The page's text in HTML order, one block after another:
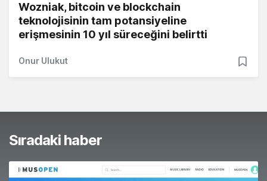
Wozniak, bitcoin ve blockchain
teknolojisinin tam potansiyeline
erişmesinin 10 yıl süreceğini belirtti
Onur Ulukut
Sıradaki haber